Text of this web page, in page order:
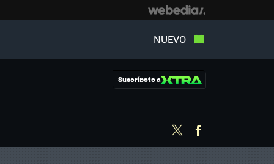
NUEVO
Suscríbete a
Twitter